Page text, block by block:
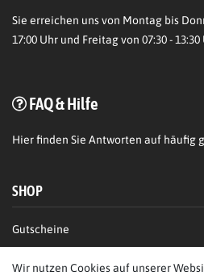
Sie erreichen uns von Montag bis
17:00 Uhr und Freitag von 07:30 - 13:30
FAQ & Hilfe
Hierfinden Sie Antworten auf häufig
SHOP
Gutscheine
Wir nutzen Cookies auf unserer